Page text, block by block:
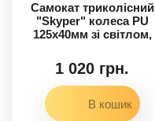
Самокат триколісний
"Skyper" колеса PU
125х40мм зі світлом,
підсвічування
платформи, кермо
складне, в кор. /6/
1 020 грн.